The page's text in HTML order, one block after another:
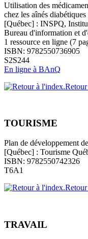
Utilisation des
chez les aînés
[Québec] : INSPQ,
Bureau d'information et
1 ressource en ligne (7
ISBN: 9782550736905
S2S244
En ligne à BAnQ
TOURISME
Plan de développement
[Québec] : Tourisme
ISBN: 9782550742326
T6A1
TRAVAIL